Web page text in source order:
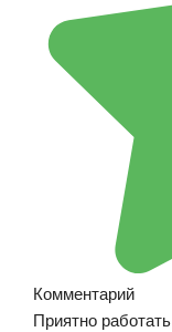
Комментарий
Приятно